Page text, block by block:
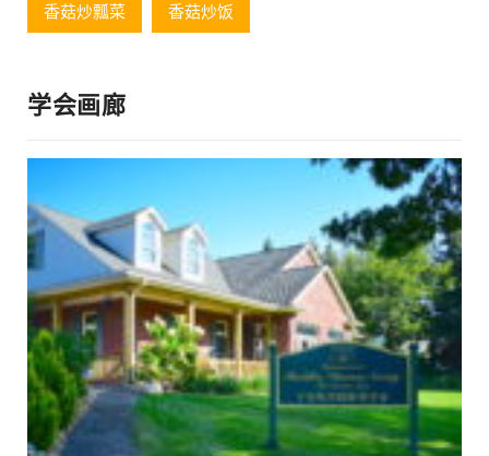
香菇炒瓢菜 香菇炒饭
学会画廊